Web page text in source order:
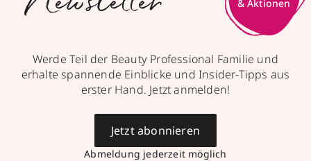
& Aktionen
Werde Teil der Beauty Professional Familie und
erhalte spannende Einblicke und Insider-Tipps aus
erster Hand. Jetzt anmelden!
Abmeldung jederzeit möglich
Jetzt abonnieren